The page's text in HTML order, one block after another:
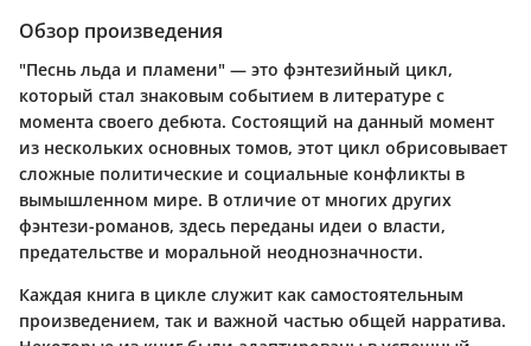
Обзор произведения
"Песнь льда и пламени" — это фэнтезийный цикл,
который стал знаковым событием в литературе с
момента своего дебюта. Состоящий на данный момент
из нескольких основных томов, этот цикл обрисовывает
сложные политические и социальные конфликты в
вымышленном мире. В отличие от многих других
фэнтези-романов, здесь переданы идеи о власти,
предательстве и моральной неоднозначности.
Каждая книга в цикле служит как самостоятельным
произведением, так и важной частью общей нарратива.